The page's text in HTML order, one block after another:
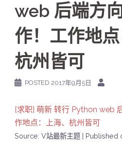
web 后端方
作！工作地点
杭州皆可
POSTED 2017年9月5日
[求职] 萌新 转行 Python web
作地点：上海、杭州皆可
Source: V站最新主题 Published